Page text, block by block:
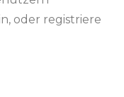
oder registriere